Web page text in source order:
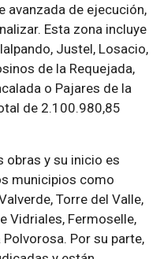
avanzada de ejecución,
Esta zona incluye
Justel, Losacio,
de la Requejada,
o Pajares de la
de 2.100.980,85
obras y su inicio es
municipios como
Torre del Valle,
Vidriales, Fermoselle,
Por su parte,